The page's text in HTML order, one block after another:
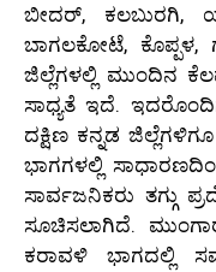
ಬೀದರ್, ಕಲಬುರಗಿ,
ಬಾಗಲಕೋಟೆ, ಕೊಪ್ಪಳ,
ಜಿಲ್ಲೆಗಳಲ್ಲಿ ಮುಂದಿನ
ಸಾಧ್ಯತೆ ಇದೆ.
ದಕ್ಷಿಣ ಕನ್ನಡ
ಭಾಗಗಳಲ್ಲಿ
ಸಾರ್ವಜನಿಕರು ತಗ್ಗು
ಸೂಚಿಸಲಾಗಿದೆ.
ಕರಾವಳಿ ಭಾಗದಲ್ಲಿ